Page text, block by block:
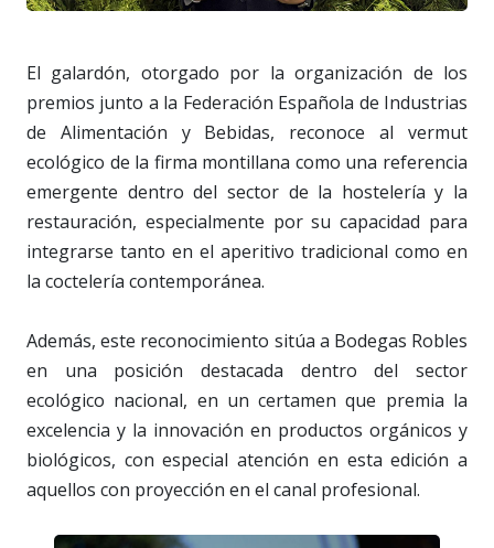
El galardón, otorgado por la organización de los
premios junto a la Federación Española de Industrias
de Alimentación y Bebidas, reconoce al vermut
ecológico de la firma montillana como una referencia
emergente dentro del sector de la hostelería y la
restauración, especialmente por su capacidad para
integrarse tanto en el aperitivo tradicional como en
la coctelería contemporánea.
Además, este reconocimiento sitúa a Bodegas Robles
en una posición destacada dentro del sector
ecológico nacional, en un certamen que premia la
excelencia y la innovación en productos orgánicos y
biológicos, con especial atención en esta edición a
aquellos con proyección en el canal profesional.